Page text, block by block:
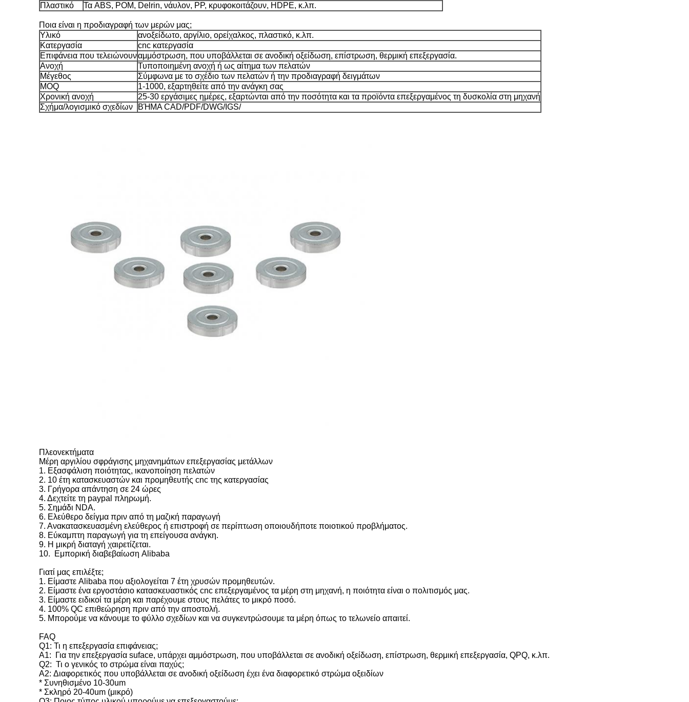
Πλαστικό
Τα ABS, POM, Delrin, νάυλον, PP, κρυφοκοιτάζουν, HDPE, κ.λπ.
Ποια είναι η προδιαγραφή των μερών μας;
Υλικό
ανοξείδωτο, αργίλιο, ορείχαλκος, πλαστικό, κ.λπ.
Κατεργασία
cnc κατεργασία
Επιφάνεια που τελειώνουναμμόστρωση, που υποβάλλεται σε ανοδική οξείδωση, επίστρωση, θερμική επεξεργασία.
Ανοχή
Τυποποιημένη ανοχή ή ως αίτημα των πελατών
Μέγεθος
Σύμφωνα με το σχέδιο των πελατών ή την προδιαγραφή δειγμάτων
MOQ
1-1000, εξαρτηθείτε από την ανάγκη σας
Χρονική ανοχή
25-30 εργάσιμες ημέρες, εξαρτώνται από την ποσότητα και τα προϊόντα επεξεργαμένος τη δυσκολία στη μηχανή
Σχήμα/λογισμικό σχεδίων
ΒΉΜΑ CAD/PDF/DWG/IGS/
Πλεονεκτήματα
Μέρη αργιλίου σφράγισης μηχανημάτων επεξεργασίας μετάλλων
1. Εξασφάλιση ποιότητας, ικανοποίηση πελατών
2. 10 έτη κατασκευαστών και προμηθευτής cnc της κατεργασίας
3. Γρήγορα απάντηση σε 24 ώρες
4. Δεχτείτε τη paypal πληρωμή.
5. Σημάδι NDA.
6. Ελεύθερο δείγμα πριν από τη μαζική παραγωγή
7. Ανακατασκευασμένη ελεύθερος ή επιστροφή σε περίπτωση οποιουδήποτε ποιοτικού προβλήματος.
8. Εύκαμπτη παραγωγή για τη επείγουσα ανάγκη.
9. Η μικρή διαταγή χαιρετίζεται.
10. Εμπορική διαβεβαίωση Alibaba
Γιατί μας επιλέξτε;
1. Είμαστε Alibaba που αξιολογείται 7 έτη χρυσών προμηθευτών.
2. Είμαστε ένα εργοστάσιο κατασκευαστικός cnc επεξεργαμένος τα μέρη στη μηχανή, η ποιότητα είναι ο πολιτισμός μας.
3. Είμαστε ειδικοί τα μέρη και παρέχουμε στους πελάτες το μικρό ποσό.
4. 100% QC επιθεώρηση πριν από την αποστολή.
5. Μπορούμε να κάνουμε το φύλλο σχεδίων και να συγκεντρώσουμε τα μέρη όπως το τελωνείο απαιτεί.
FAQ
Q1: Τι η επεξεργασία επιφάνειας;
Α1: Για την επεξεργασία suface, υπάρχει αμμόστρωση, που υποβάλλεται σε ανοδική οξείδωση, επίστρωση, θερμική επεξεργασία, QPQ, κ.λπ.
Q2: Τι ο γενικός το στρώμα είναι παχύς;
A2: Διαφορετικός που υποβάλλεται σε ανοδική οξείδωση έχει ένα διαφορετικό στρώμα οξειδίων
* Συνηθισμένο 10-30um
* Σκληρό 20-40um (μικρό)